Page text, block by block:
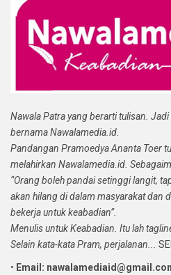
Nawala Patra yang berarti tulisan.
bernama Nawalamedia.id.
Pandangan Pramoedya Ananta Toer
melahirkan Nawalamedia.id.
“Orang boleh pandai setinggi langit,
akan hilang di dalam masyarakat dan
bekerja untuk keabadian”.
Menulis untuk Keabadian. Itu lah
Selain kata-kata Pram, perjalanan...
• Email: